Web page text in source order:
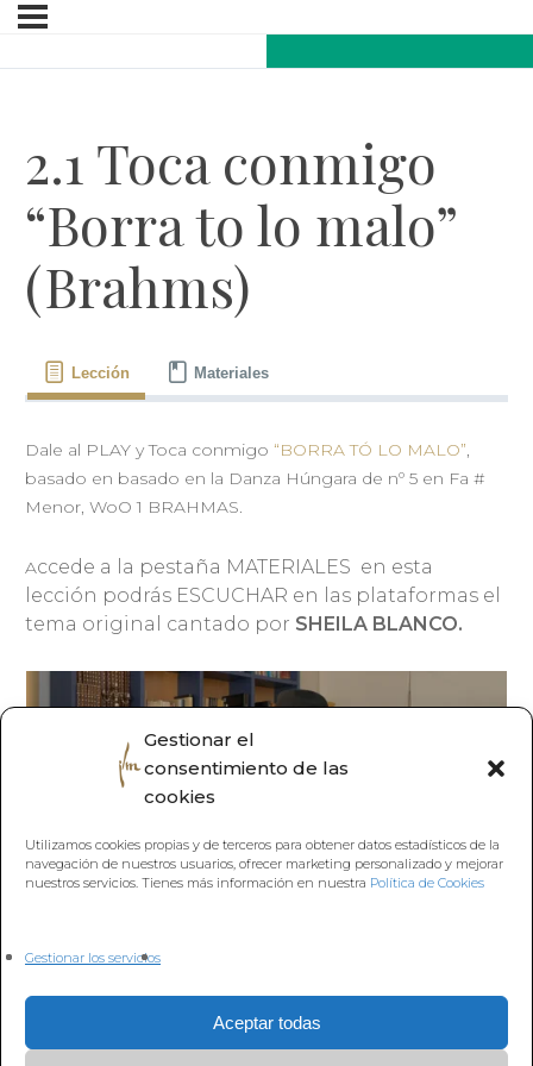
Gestionar el
consentimiento de las
cookies
Utilizamos cookies propias y de terceros para obtener datos estadísticos de la
navegación de nuestros usuarios, ofrecer marketing personalizado y mejorar
nuestros servicios. Tienes más información en nuestra Política de Cookies
Gestionar los servicios
Aceptar todas
2.1 Toca conmigo
“Borra to lo malo”
(Brahms)
Lección Materiales
Dale al PLAY y Toca conmigo “BORRA TÓ LO MALO”,
basado en basado en la Danza Húngara de nº 5 en Fa #
Menor, WoO 1 BRAHMAS.
Accede a la pestaña MATERIALES en esta
lección podrás ESCUCHAR en las plataformas el
tema original cantado por SHEILA BLANCO.